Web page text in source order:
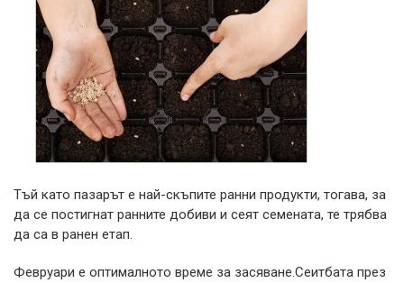
Тъй като пазарът е най-скъпите ранни продукти, тогава, за
да се постигнат ранните добиви и сеят семената, те трябва
да са в ранен етап.
Февруари е оптималното време за засяване.Сеитбата през